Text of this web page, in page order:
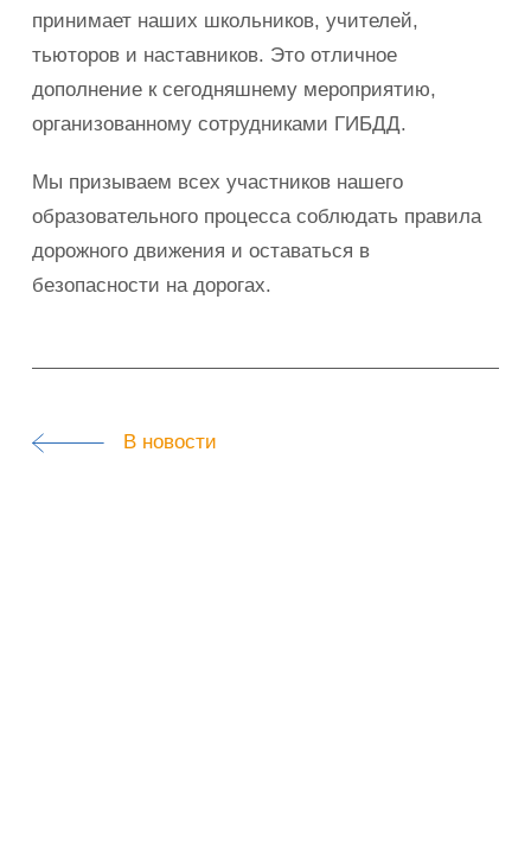
принимает наших школьников, учителей,
тьюторов и наставников. Это отличное
дополнение к сегодняшнему мероприятию,
организованному сотрудниками ГИБДД.
Мы призываем всех участников нашего
образовательного процесса соблюдать правила
дорожного движения и оставаться в
безопасности на дорогах.
В новости